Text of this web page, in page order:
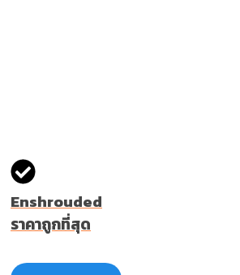
Enshrouded
ราคาถูกที่สุด